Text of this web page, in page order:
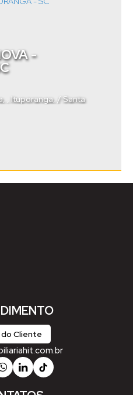
-
Ituporanga, Santa
Cliente